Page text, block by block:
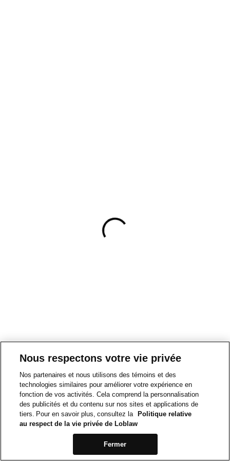
Nous respectons votre vie privée
Nos partenaires et nous utilisons des témoins et des
technologies similaires pour améliorer votre expérience en
fonction de vos activités. Cela comprend la personnalisation
des publicités et du contenu sur nos sites et applications de
tiers. Pour en savoir plus, consultez la
Politique relative
au respect de la vie privée de Loblaw
Fermer